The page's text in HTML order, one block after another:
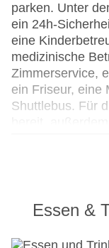
parken. Unter
ein 24h-
eine
medizinische
Zimmerservice,
ein Friseur, eine
Shuttlebus. Für
Kostenfrei steht
24h Rezeption
Parkplatz
Essen &